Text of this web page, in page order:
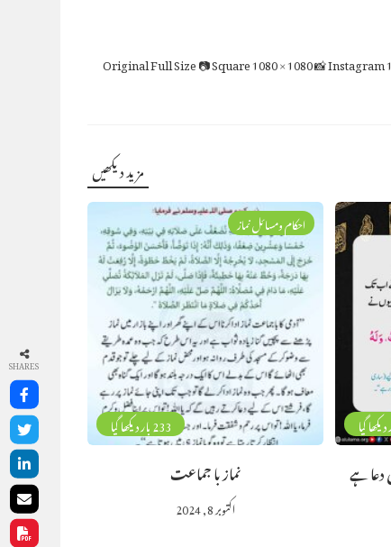
Full Size📷 Square1080 × 1080📸 Instagram
مزید دیکھیں
233 بار دیکھا گیا
احکام ومسائل نماز
نماز با جماعت
اکتوبر 8, 2024
ہے
SHARES